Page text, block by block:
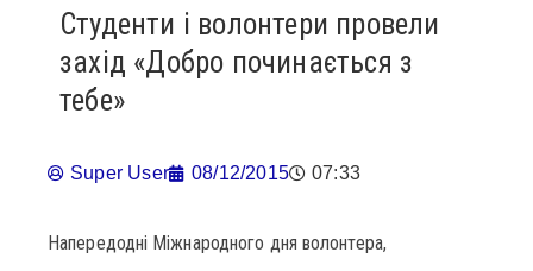
Студенти і волонтери провели
захід «Добро починається з
тебе»
Super User 08/12/2015 07:33
Напередодні Міжнародного дня волонтера,